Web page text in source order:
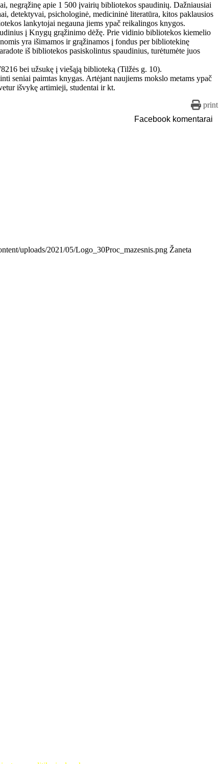
negrąžinę apie 1 500 įvairių bibliotekos spaudinių. Dažniausiai
detektyvai, psichologinė, medicininė literatūra, kitos paklausios
lankytojai negauna jiems ypač reikalingos knygos.
į Knygų grąžinimo dėžę. Prie vidinio bibliotekos kiemelio
yra išimamos ir grąžinamos į fondus per bibliotekinę
iš bibliotekos pasiskolintus spaudinius, turėtumėte juos
bei užsukę į viešąją biblioteką (Tilžės g. 10).
seniai paimtas knygas. Artėjant naujiems mokslo metams ypač
išvykę artimieji, studentai ir kt.
print
Facebook komentarai
uploads/2021/05/Logo_30Proc_mazesnis.png Žaneta